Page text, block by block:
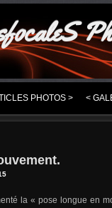
PRINCIPALE
SECONDAIRE
PHOTOS > <
la « pose longue en